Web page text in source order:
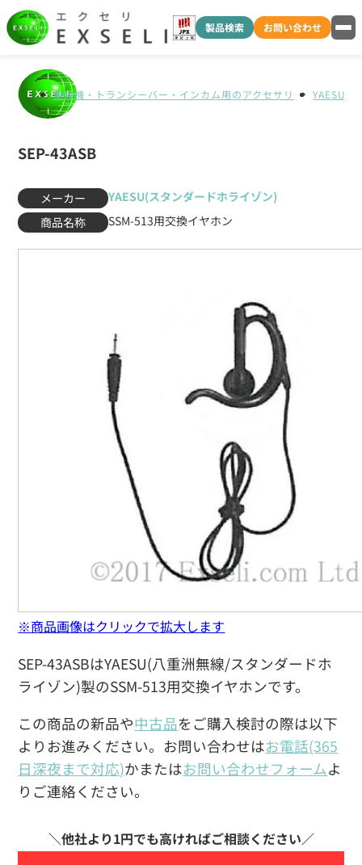
製品検索 お問い合わせ
無線機・トランシーバー・インカム用のアクセサリ YAESU(
SEP-43ASB
メーカー
YAESU(スタンダードホライゾン)
商品名称
SSM-513用交換イヤホン
SEP-43ASBはYAESU(八重洲無線/スタンダードホ
ライゾン)製のSSM-513用交換イヤホンです。
この商品の新品や中古品をご購入検討の際は以下
よりお進みください。お問い合わせはお電話(365
日深夜まで対応)かまたはお問い合わせフォームよ
りご連絡ください。
※商品画像はクリックで拡大します